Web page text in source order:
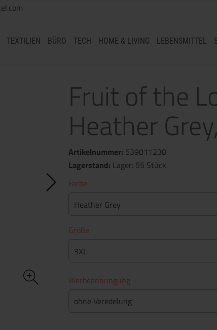
TEXTILIEN BÜRO TECH HOME & LIVING LEBENSMITTEL
Fruit of the
Heather
Artikelnummer: 539011238
Lagerstand: Lager: 55 Stück
Farbe
Heather Grey
Größe
3XL
Werbeanbringung
ohne Veredelung